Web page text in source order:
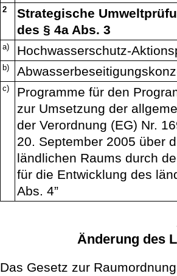
2
Strategische
des § 4a Abs. 3
a) Hochwasserschutz-
b)
c)
Programme für den
zur Umsetzung der
der Verordnung (EG) Nr.
20. September 2005 über
ländlichen Raums durch
für die Entwicklung des
Abs. 4”
Änderung des
Das Gesetz zur